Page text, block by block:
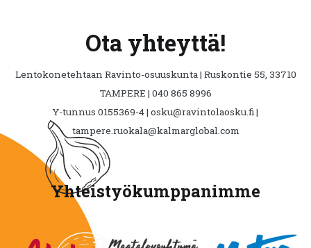
Ota yhteyttä!
Lentokonetehtaan Ravinto-osuuskunta | Ruskontie 55, 33710
TAMPERE | 040 865 8996
Y-tunnus 0155369-4 | osku@ravintolaosku.fi |
tampere.ruokala@kalmarglobal.com
Yhteistyökumppanimme